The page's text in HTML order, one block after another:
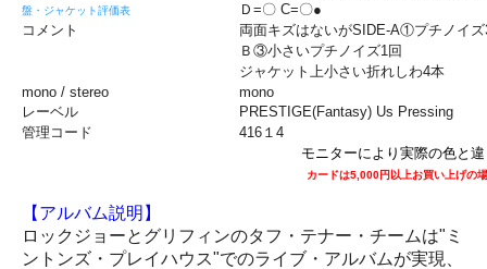
盤・ジャケット評価表
Ｄ=〇 C=〇●
コメント
両面キズはないがSIDE-A①プチノイズ
Ｂ③小さいプチノイズ1回
ジャケット上小さい折れしわ4本
mono / stereo
mono
レーベル
PRESTIGE(Fantasy) Us Pressing
管理コード
416１4
モニターにより実際の色と
カードは5,000円以上お買い上げの
【アルバム説明】
ロックジョーとグリフィンのタフ・テナー・チームは"ミ
ントンズ・プレイハウス"でのライブ・アルバムが実現、